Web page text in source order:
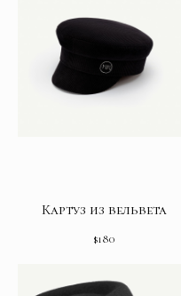
Картуз из вельвета
$180